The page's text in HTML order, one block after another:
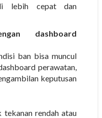
lebih cepat dan
dashboard
ban bisa muncul
perawatan,
keputusan
rendah atau